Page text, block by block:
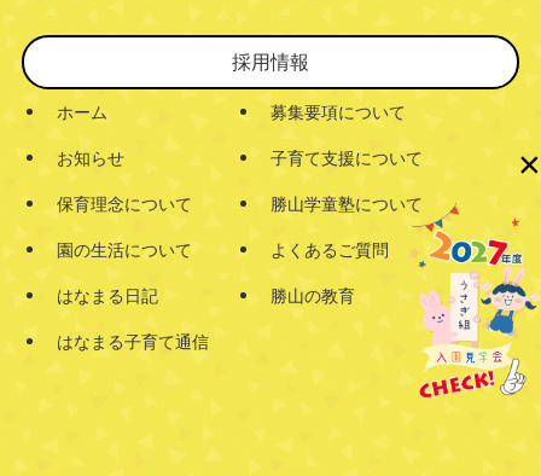
採用情報
ホーム
お知らせ
保育理念について
園の生活について
はなまる日記
はなまる子育て通信
募集要項について
子育て支援について
勝山学童塾について
よくあるご質問
勝山の教育
×